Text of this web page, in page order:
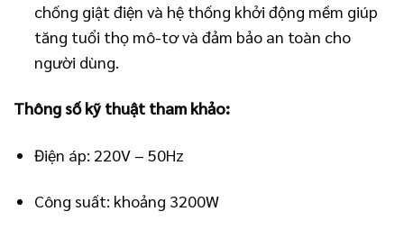
chống giật điện và hệ thống khởi động mềm giúp
tăng tuổi thọ mô-tơ và đảm bảo an toàn cho
người dùng.
Thông số kỹ thuật tham khảo:
Điện áp: 220V – 50Hz
Công suất: khoảng 3200W